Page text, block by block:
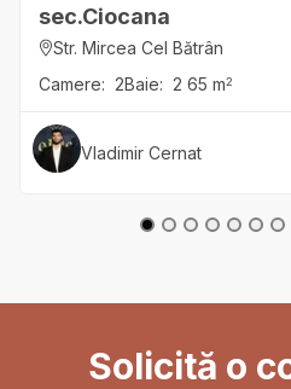
sec.Ciocana
Str. Mircea Cel Bătrân
Camere: 2Baie: 2 65 m2
Vladimir Cernat
Solicită o